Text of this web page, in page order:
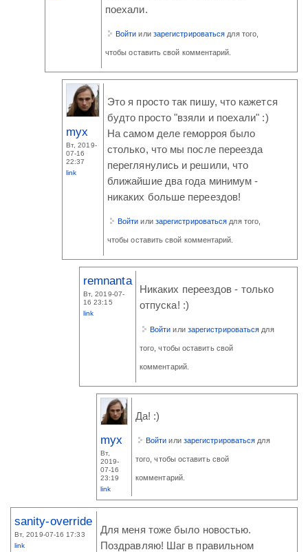
поехали.
Войти или зарегистрироваться для того,
чтобы оставить свой комментарий.
myx
Вт, 2019-
07-16
22:37
link
Это я просто так пишу, что кажется
будто просто "взяли и поехали" :)
На самом деле геморроя было
столько, что мы после переезда
переглянулись и решили, что
ближайшие два года минимум -
никаких больше переездов!
Войти или зарегистрироваться для того,
чтобы оставить свой комментарий.
remnanta
Вт, 2019-07-
16 23:15
link
Никаких переездов - только
отпуска! :)
Войти или зарегистрироваться для
того, чтобы оставить свой
комментарий.
myx
Вт,
2019-
07-16
23:19
link
Да! :)
Войти или зарегистрироваться для
того, чтобы оставить свой
комментарий.
sanity-override
Вт, 2019-07-16 17:33
link
Для меня тоже было новостью.
Поздравляю! Шаг в правильном